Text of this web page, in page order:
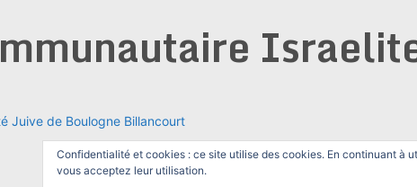
Juive de Boulogne Billancourt
Confidentialité et cookies : ce site utilise des cookies. En continuant à
vous acceptez leur utilisation.